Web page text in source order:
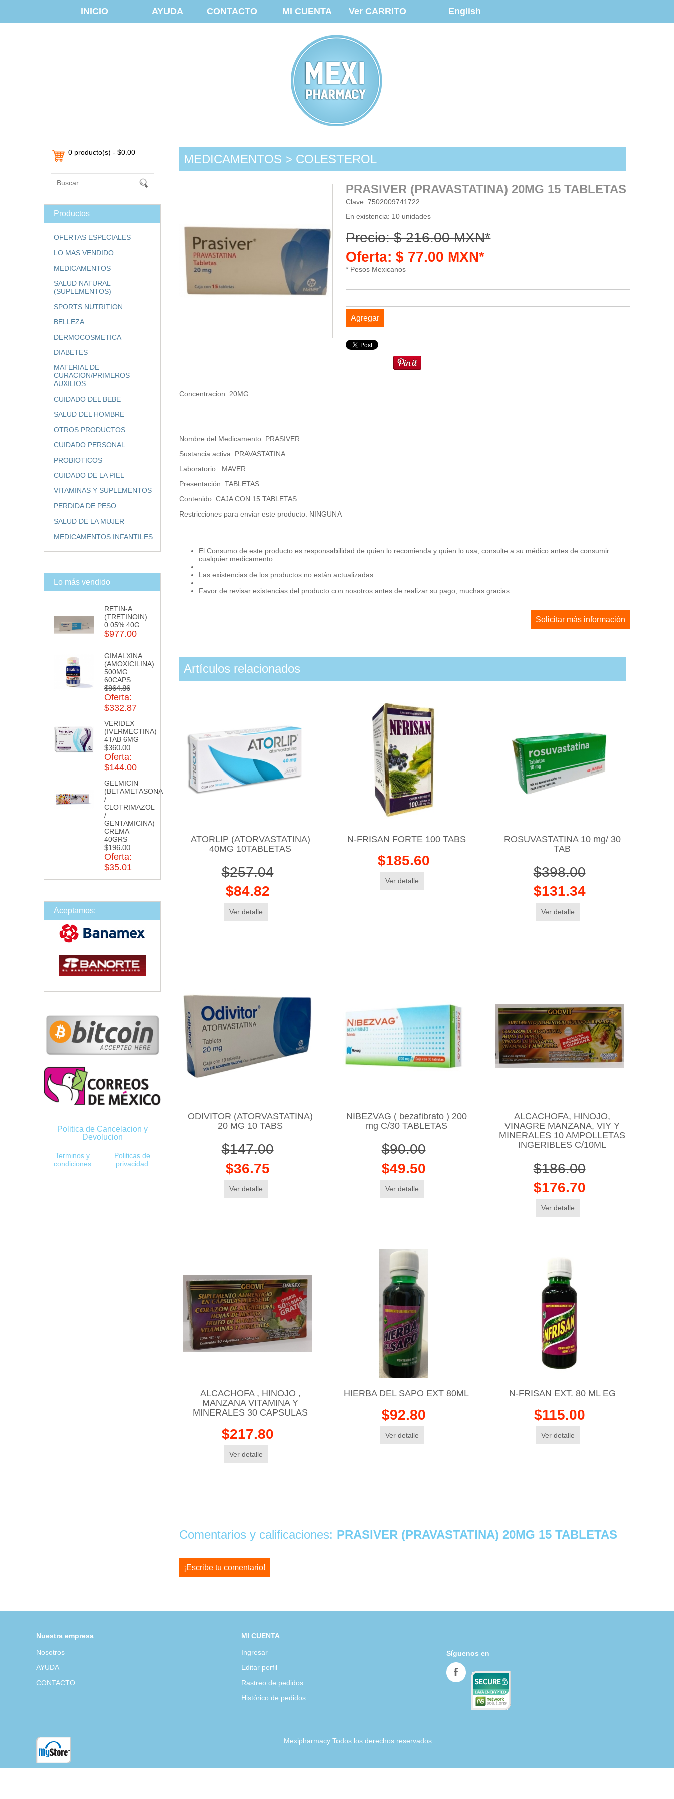
INICIO AYUDA CONTACTO MI CUENTA Ver CARRITO English
0 producto(s) - $0.00
Productos
OFERTAS ESPECIALES
LO MAS VENDIDO
MEDICAMENTOS
SALUD NATURAL
(SUPLEMENTOS)
SPORTS NUTRITION
BELLEZA
DERMOCOSMETICA
DIABETES
MATERIAL DE
CURACION/PRIMEROS
AUXILIOS
CUIDADO DEL BEBE
SALUD DEL HOMBRE
OTROS PRODUCTOS
CUIDADO PERSONAL
PROBIOTICOS
CUIDADO DE LA PIEL
VITAMINAS Y SUPLEMENTOS
PERDIDA DE PESO
SALUD DE LA MUJER
MEDICAMENTOS INFANTILES
Lo más vendido
RETIN-A
(TRETINOIN)
0.05% 40G
$977.00
GIMALXINA
(AMOXICILINA)
500MG
60CAPS
$964.86
Oferta:
$332.87
VERIDEX
(IVERMECTINA)
4TAB 6MG
$360.00
Oferta:
$144.00
GELMICIN
(BETAMETASONA
/
CLOTRIMAZOL
/
GENTAMICINA)
CREMA
40GRS
$196.00
Oferta:
$35.01
Aceptamos:
Politica de Cancelacion y
Devolucion
Terminos y
condiciones
Politicas de
privacidad
MEDICAMENTOS > COLESTEROL
PRASIVER (PRAVASTATINA) 20MG 15 TABLETAS
Clave: 7502009741722
En existencia: 10 unidades
Precio: $ 216.00 MXN*
Oferta: $ 77.00 MXN*
* Pesos Mexicanos
Agregar
Concentracion: 20MG
Nombre del Medicamento: PRASIVER
Sustancia activa: PRAVASTATINA
Laboratorio: MAVER
Presentación: TABLETAS
Contenido: CAJA CON 15 TABLETAS
Restricciones para enviar este producto: NINGUNA
El Consumo de este producto es responsabilidad de quien lo recomienda y quien lo usa, consulte a su médico antes de consumir
cualquier medicamento.
Las existencias de los productos no están actualizadas.
Favor de revisar existencias del producto con nosotros antes de realizar su pago, muchas gracias.
Solicitar más información
Artículos relacionados
ATORLIP (ATORVASTATINA)
40MG 10TABLETAS
$257.04
$84.82
Ver detalle
N-FRISAN FORTE 100 TABS
$185.60
Ver detalle
ROSUVASTATINA 10 mg/ 30
TAB
$398.00
$131.34
Ver detalle
ODIVITOR (ATORVASTATINA)
20 MG 10 TABS
$147.00
$36.75
Ver detalle
NIBEZVAG ( bezafibrato ) 200
mg C/30 TABLETAS
$90.00
$49.50
Ver detalle
ALCACHOFA, HINOJO,
VINAGRE MANZANA, VIY Y
MINERALES 10 AMPOLLETAS
INGERIBLES C/10ML
$186.00
$176.70
Ver detalle
ALCACHOFA , HINOJO ,
MANZANA VITAMINA Y
MINERALES 30 CAPSULAS
$217.80
Ver detalle
HIERBA DEL SAPO EXT 80ML
$92.80
Ver detalle
N-FRISAN EXT. 80 ML EG
$115.00
Ver detalle
Comentarios y calificaciones: PRASIVER (PRAVASTATINA) 20MG 15 TABLETAS
¡Escribe tu comentario!
Nuestra empresa
Nosotros
AYUDA
CONTACTO
MI CUENTA
Ingresar
Editar perfil
Rastreo de pedidos
Histórico de pedidos
Síguenos en
Mexipharmacy Todos los derechos reservados